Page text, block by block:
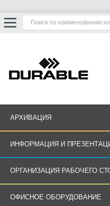
АРХИВАЦИЯ
ИНФОРМАЦИЯ И
ОРГАНИЗАЦИЯ РАБОЧЕГО
ОФИСНОЕ ОБОРУДОВАНИЕ